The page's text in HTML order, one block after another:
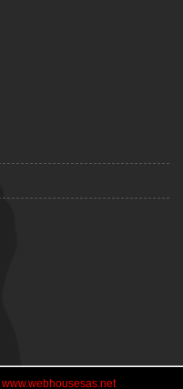
www.webhousesas.net